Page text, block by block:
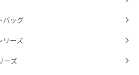
バッグ
リーズ
ーズ